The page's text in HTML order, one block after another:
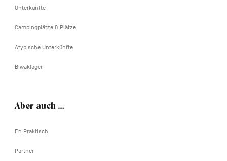
Unterkünfte
Campingplätze & Plätze
Atypische Unterkünfte
Biwaklager
Aber auch …
En Praktisch
Partner